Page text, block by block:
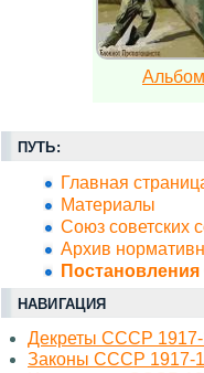
ПУТЬ:
Главная
Материалы
Союз советских
Архив
НАВИГАЦИЯ
Декреты СССР 1917-
Законы СССР 1917-